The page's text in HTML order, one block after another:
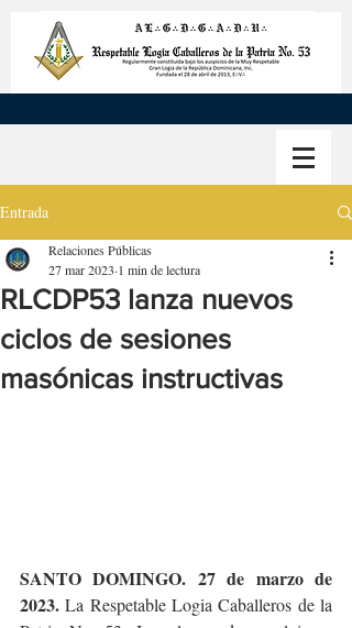
Entrada
RLCDP53 lanza nuevos
ciclos de sesiones
masónicas instructivas
Relaciones Públicas
27 mar 2023 1 min de lectura
SANTO DOMINGO. 27 de marzo de
2023. La Respetable Logia Caballeros de la